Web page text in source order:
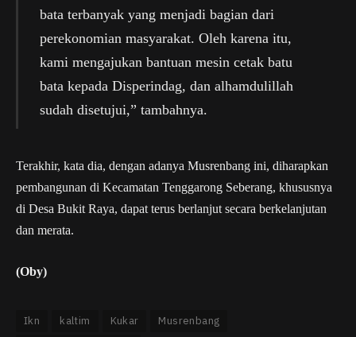
bata terbanyak yang menjadi bagian dari
perekonomian masyarakat. Oleh karena itu,
kami mengajukan bantuan mesin cetak batu
bata kepada Disperindag, dan alhamdulillah
sudah disetujui,” tambahnya.
Terakhir, kata dia, dengan adanya Musrenbang ini, diharapkan
pembangunan di Kecamatan Tenggarong Seberang, khususnya
di Desa Bukit Raya, dapat terus berlanjut secara berkelanjutan
dan merata.
(Oby)
Ikn kaltim Kukar
Musrenbang